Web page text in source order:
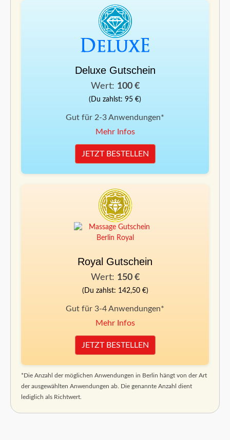
Deluxe Gutschein
Wert: 100 €
(Du zahlst: 95 €)
Gut für 2-3 Anwendungen*
Mehr Infos
JETZT BESTELLEN
Royal Gutschein
Wert: 150 €
(Du zahlst: 142,50 €)
Gut für 3-4 Anwendungen*
Mehr Infos
JETZT BESTELLEN
*Die Anzahl der möglichen Anwendungen in Berlin hängt von der Art
der ausgewählten Anwendungen ab. Die genannte Anzahl dient
lediglich als Richtwert.